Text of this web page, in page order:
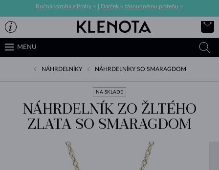
Ručná výroba z Prahy > Darček k zásnubnému prsteňu >
MENU
NÁHRDELNÍKY NÁHRDELNÍKY SO SMARAGDOM
NA SKLADE
NÁHRDELNÍK ZO ŽLTÉHO
ZLATA SO SMARAGDOM